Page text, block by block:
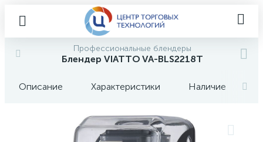
Профессиональные блендеры
Блендер VIATTO VA-BLS2218T
Описание Характеристики Наличие